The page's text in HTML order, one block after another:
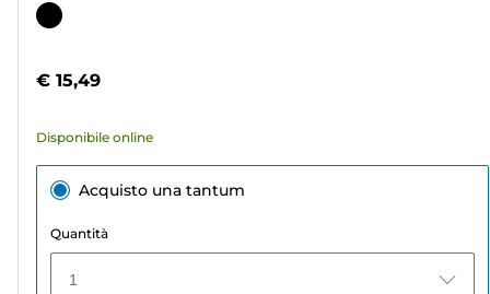
su
15
Cartuccia
€ 15,49
Disponibile online
Acquisto una tantum
Quantità
1